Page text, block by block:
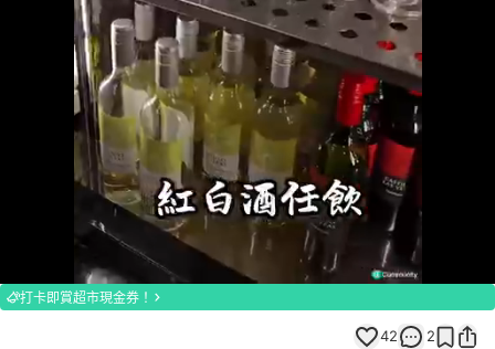
Loaded
100.00%
打卡即賞超市現金券！
42 2